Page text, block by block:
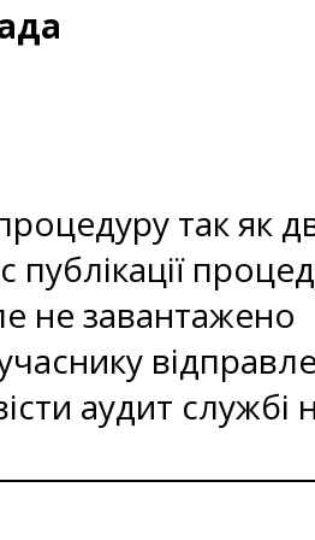
так як
публікації
не завантажено
аудит службі